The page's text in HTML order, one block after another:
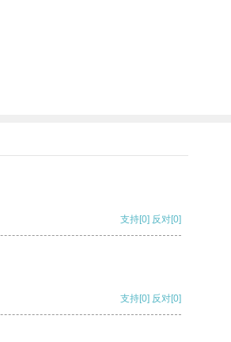
支持[0] 反对[0]
支持[0] 反对[0]